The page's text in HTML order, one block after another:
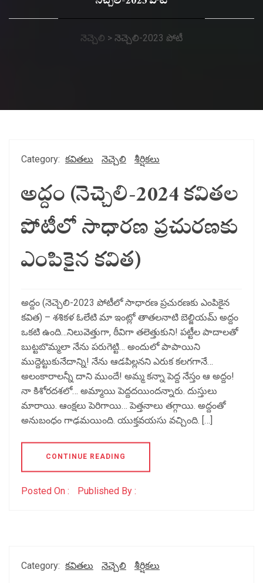
నెచ్చెలి > నెచ్చెలి-2023 పోటీ
Category: కవితలు నెచ్చెలి శీర్షికలు
అద్దం (నెచ్చెలి-2024 కవితల
పోటీలో సాధారణ ప్రచురణకు
ఎంపికైన కవిత)
అద్దం (నెచ్చెలి-2023 పోటీలో సాధారణ ప్రచురణకు ఎంపికైన
కవిత) – శశికళ ఓలేటి మా ఇంట్లో తాతలనాటి బెల్జియమ్ అద్దం
ఒకటి ఉంది…నిలువెత్తుగా, ఠీవిగా తలెత్తుకుని! పట్టీల పాదాలతో
బుట్టబొమ్మలా నేను పరుగెట్టి… అందులో పాపాయిని
ముద్దెట్టుకునేదాన్ని! నేను ఆడపిల్లనని ఎరుక కలగగానే…
అలంకారాలన్నీ దాని ముందే! అమ్మ కన్నా పెద్ద నేస్తం ఆ అద్దం!
నా కిశోరదశలో… అమ్మాయి పెద్దదయిందన్నారు. దుస్తులు
మారాయి. ఆంక్షలు పెరిగాయి… పెత్తనాలు తగ్గాయి. అద్దంతో
అనుబంధం గాఢమయింది. యుక్తవయసు వచ్చింది. […]
CONTINUE READING
Posted On : Published By :
Category: కవితలు నెచ్చెలి శీర్షికలు